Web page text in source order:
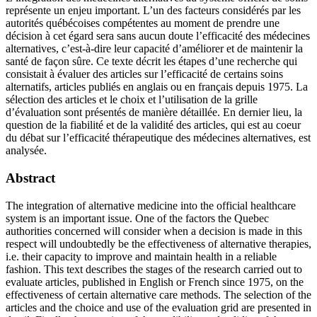
représente un enjeu important. L’un des facteurs considérés par les
autorités québécoises compétentes au moment de prendre une
décision à cet égard sera sans aucun doute l’efficacité des médecines
alternatives, c’est-à-dire leur capacité d’améliorer et de maintenir la
santé de façon sûre. Ce texte décrit les étapes d’une recherche qui
consistait à évaluer des articles sur l’efficacité de certains soins
alternatifs, articles publiés en anglais ou en français depuis 1975. La
sélection des articles et le choix et l’utilisation de la grille
d’évaluation sont présentés de manière détaillée. En dernier lieu, la
question de la fiabilité et de la validité des articles, qui est au coeur
du débat sur l’efficacité thérapeutique des médecines alternatives, est
analysée.
Abstract
The integration of alternative medicine into the official healthcare
system is an important issue. One of the factors the Quebec
authorities concerned will consider when a decision is made in this
respect will undoubtedly be the effectiveness of alternative therapies,
i.e. their capacity to improve and maintain health in a reliable
fashion. This text describes the stages of the research carried out to
evaluate articles, published in English or French since 1975, on the
effectiveness of certain alternative care methods. The selection of the
articles and the choice and use of the evaluation grid are presented in